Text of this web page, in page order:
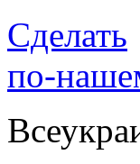
Сделать
по-